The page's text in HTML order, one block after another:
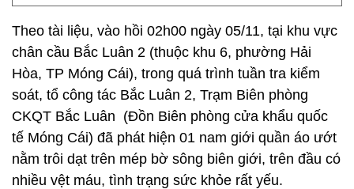
Theo tài liệu, vào hồi 02h00 ngày 05/11, tại khu vực
chân cầu Bắc Luân 2 (thuộc khu 6, phường Hải
Hòa, TP Móng Cái), trong quá trình tuần tra kiểm
soát, tổ công tác Bắc Luân 2, Trạm Biên phòng
CKQT Bắc Luân (Đồn Biên phòng cửa khẩu quốc
tế Móng Cái) đã phát hiện 01 nam giới quần áo ướt
nằm trôi dạt trên mép bờ sông biên giới, trên đầu có
nhiều vệt máu, tình trạng sức khỏe rất yếu.